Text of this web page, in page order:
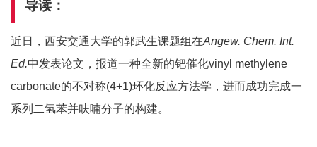
导读：
近日，西安交通大学的郭武生课题组在Angew. Chem. Int.
Ed.中发表论文，报道一种全新的钯催化vinyl methylene
carbonate的不对称(4+1)环化反应方法学，进而成功完成一
系列二氢苯并呋喃分子的构建。